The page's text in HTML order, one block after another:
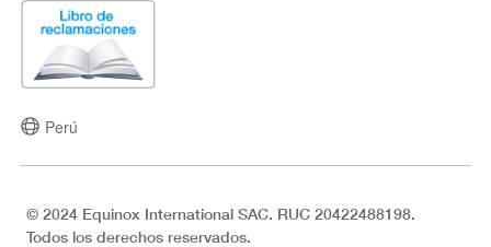
Perú
© 2024 Equinox International SAC. RUC 20422488198.
Todos los derechos reservados.